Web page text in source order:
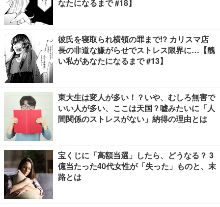
なたになるまで #18】
彼氏を寝取られ横領の罪まで!? カリスマ店
長の非道な嫌がらせでストレス限界に…【醜
い私があなたになるまで #13】
東大生は変人が多い！？いや、むしろ無害で
いい人が多い、ここは天国？嘘みたいに「人
間関係のストレスがない」納得の理由とは
宝くじに「高額当選」したら、どうなる？ 3
億当たった40代女性が「失った」ものと、末
路とは